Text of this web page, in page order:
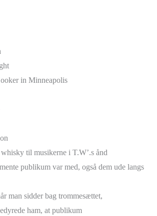
in Minneapolis
til musikerne i T.W’.s ånd
publikum var med, også dem ude langs
man sidder bag trommesættet,
ham, at publikum